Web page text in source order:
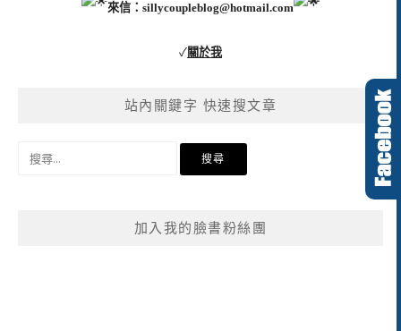
來信： sillycoupleblog@hotmail.com
✓關於我
站內關鍵字 快速搜文章
加入我的臉書粉絲團